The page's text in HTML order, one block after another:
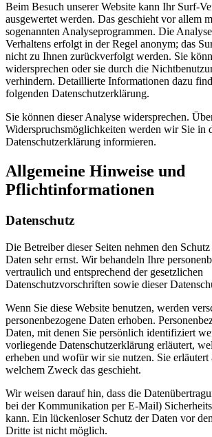
Beim Besuch unserer Website kann Ihr Surf-
ausgewertet werden. Das geschieht vor allem
sogenannten Analyseprogrammen. Die
Verhaltens erfolgt in der Regel anonym; das
nicht zu Ihnen zurückverfolgt werden. Sie
widersprechen oder sie durch die
verhindern. Detaillierte Informationen dazu
folgenden Datenschutzerklärung.
Sie können dieser Analyse widersprechen.
Widerspruchsmöglichkeiten werden wir Sie in
Datenschutzerklärung informieren.
Allgemeine Hinweise und
Pflichtinformationen
Datenschutz
Die Betreiber dieser Seiten nehmen den
Daten sehr ernst. Wir behandeln Ihre
vertraulich und entsprechend der gesetzlichen
Datenschutzvorschriften sowie dieser
Wenn Sie diese Website benutzen, werden
personenbezogene Daten erhoben.
Daten, mit denen Sie persönlich identifiziert
vorliegende Datenschutzerklärung erläutert,
erheben und wofür wir sie nutzen. Sie
welchem Zweck das geschieht.
Wir weisen darauf hin, dass die
bei der Kommunikation per E-Mail)
kann. Ein lückenloser Schutz der Daten vor
Dritte ist nicht möglich.